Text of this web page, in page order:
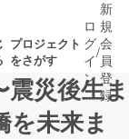
プロジェクト
をさがす
ロ
グ
イ
ン
/
新
規
会
員
登
録
災後生ま
未来ま